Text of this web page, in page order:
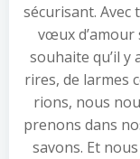
sécurisant. Avec
vœux
souhaite qu’il
rires, de larmes
rions, nous
prenons dans
savons. Et